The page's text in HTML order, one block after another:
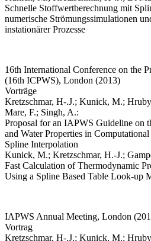
Schnelle Stoffwertberechnung mit
numerische Strömungssimulationen
instationärer Prozesse
16th International Conference on the
(16th ICPWS), London (2013)
Vorträge
Kretzschmar, H-.J.; Kunick, M.;
Mare, F.; Singh, A.:
Proposal for an IAPWS Guideline on
and Water Properties in
Spline Interpolation
Kunick, M.; Kretzschmar, H.-J.;
Fast Calculation of Thermodynamic
Using a Spline Based Table Look-up
IAPWS Annual Meeting, London
Vortrag
Kretzschmar, H-.J.; Kunick, M.;